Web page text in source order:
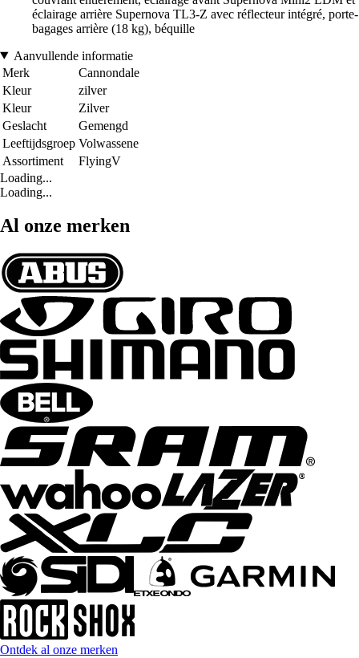
éclairage arrière Supernova TL3-Z avec réflecteur intégré, porte-
bagages arrière (18 kg), béquille
Aanvullende informatie
Merk
Cannondale
Kleur
zilver
Kleur
Zilver
Geslacht
Gemengd
Leeftijdsgroep Volwassene
Assortiment
FlyingV
Loading...
Loading...
Al onze merken
Ontdek al onze merken